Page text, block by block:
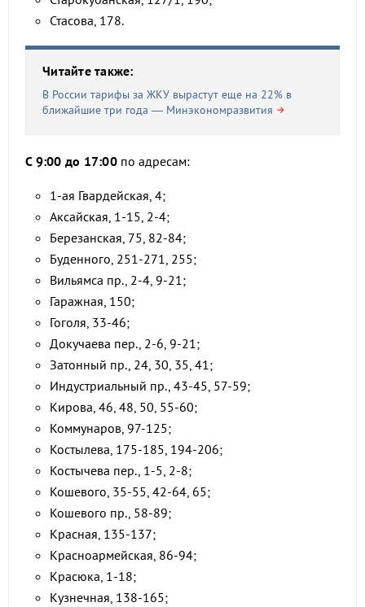
Стасова, 178.
Читайте также:
В России тарифы за ЖКУ вырастут еще на 22% в
ближайшие три года — Минэкономразвития
С 9:00 до 17:00по адресам:
1-ая Гвардейская, 4;
Аксайская, 1-15, 2-4;
Березанская, 75, 82-84;
Буденного, 251-271, 255;
Вильямса пр., 2-4, 9-21;
Гаражная, 150;
Гоголя, 33-46;
Докучаева пер., 2-6, 9-21;
Затонный пр., 24, 30, 35, 41;
Индустриальный пр., 43-45, 57-59;
Кирова, 46, 48, 50, 55-60;
Коммунаров, 97-125;
Костылева, 175-185, 194-206;
Костычева пер., 1-5, 2-8;
Кошевого, 35-55, 42-64, 65;
Кошевого пр., 58-89;
Красная, 135-137;
Красноармейская, 86-94;
Красюка, 1-18;
Кузнечная, 138-165;